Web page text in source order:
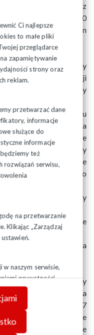
Ci najlepsze
to małe pliki
przeglądarce
zapamiętywanie
strony oraz
reklam.
przetwarzać dane
informacje
służące do
informacje
też
rozwiązań serwisu,
na przetwarzanie
Klikając „Zarządzaj
w naszym serwisie,
prywatności
o przetwarzaniu
zatrudniony bez
w trybie art. 10
tym samym
nauczycieli
jest ocena pracy
3 lata. W nowelizacji
okresu do okresu pracy
to nauczycieli:
nauczycieli o zasięgu
doskonalenia
publicznej placówce
zawodowych, którzy
publicznej placówce
zawodowych o
do spraw oświaty
lub
którym są wymagane
świadczenia
odpisów na Zakładowy
wartość świadczenia
do 1704,87
to 2023 r. Nauczyciele
do 41,90 zł. Podobne